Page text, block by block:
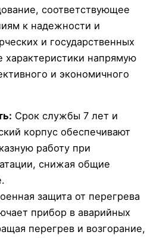
соответствующее
к надежности и
и государственных
характеристики напрямую
и экономичного
Срок службы 7 лет и
корпус обеспечивают
работу при
снижая общие
защита от перегрева
прибор в аварийных
перегрев и возгорание,